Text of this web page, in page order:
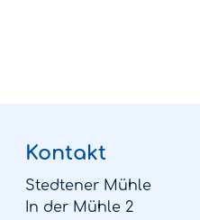
Kontakt
Stedtener Mühle
In der Mühle 2